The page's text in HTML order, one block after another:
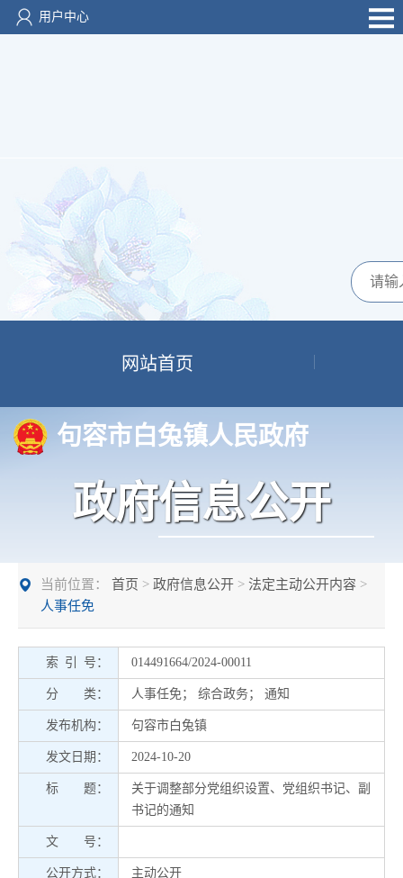
用户中心
网站首页
句容市白兔镇人民政府
政府信息公开
当前位置： 首页 > 政府信息公开 > 法定主动公开内容 >
人事任免
索 引 号： 014491664/2024-00011
分 类： 人事任免 ； 综合政务； 通知
发布机构： 句容市白兔镇
发文日期： 2024-10-20
标 题：
关于调整部分党组织设置、党组织书记、副
书记的通知
文 号：
公开方式： 主动公开